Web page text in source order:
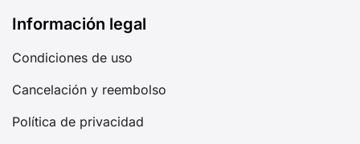
Información legal
Condiciones de uso
Cancelación y reembolso
Política de privacidad